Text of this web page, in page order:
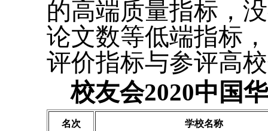
的高端质量指标，
论文数等低端指标
评价指标与参评高
校友会2020中国
名次 学校名称